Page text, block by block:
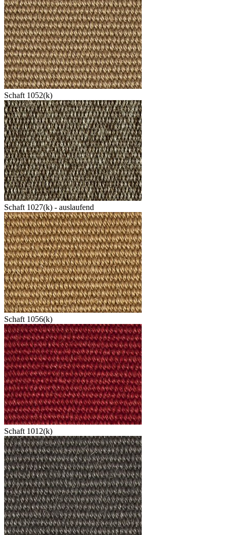
Schaft 1052(k)
Schaft 1027(k) - auslaufend
Schaft 1056(k)
Schaft 1012(k)